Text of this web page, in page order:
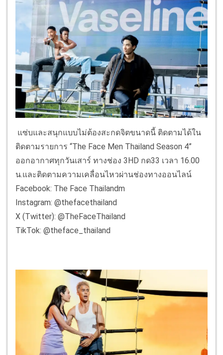
แซ่บและสนุกแบบไม่ต้องสะกดจิตขนาดนี้ ติดตามได้ใน
ติดตามรายการ “The Face Men Thailand Season 4”
ออกอากาศทุกวันเสาร์ ทางช่อง 3HD กด33 เวลา 16.00
น.และติดตามความเคลื่อนไหวผ่านช่องทางออนไลน์
Facebook: The Face Thailandm
Instagram: @thefacethailand
X (Twitter): @TheFaceThailand
TikTok: @theface_thailand